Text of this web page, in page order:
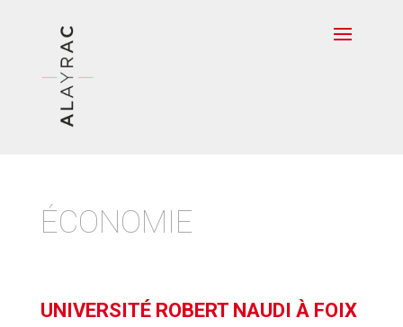
ÉCONOMIE
UNIVERSITÉ ROBERT NAUDI À FOIX